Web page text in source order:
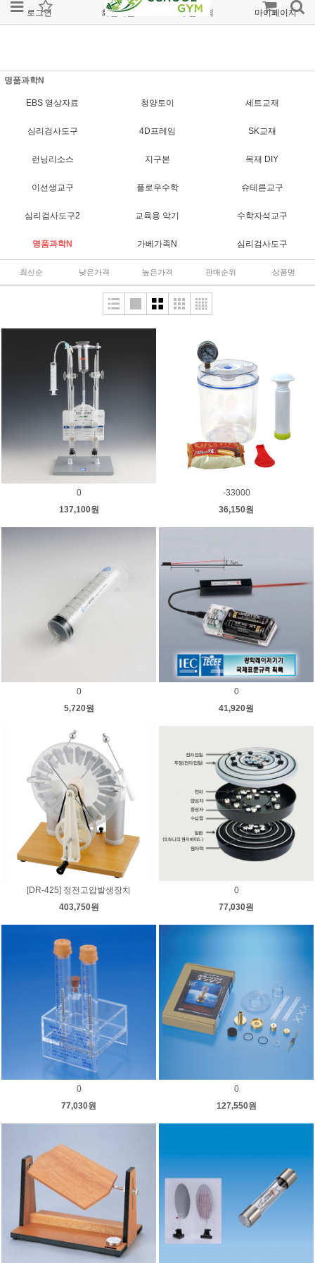
로그인 회원가입 주문조회 마이페이지
명품과학N
EBS 영상자료 청양토이 세트교재
심리검사도구 4D프레임 SK교재
런닝리소스 지구본 목재 DIY
이선생교구 플로우수학 슈테른교구
심리검사도구2 교육용 악기 수학자석교구
명품과학N 가베가족N 심리검사도구
최신순 낮은가격 높은가격 판매순위 상품명
0
137,100원
-33000
36,150원
0
5,720원
0
41,920원
[DR-425] 정전고압발생장치
403,750원
0
77,030원
0
77,030원
0
127,550원